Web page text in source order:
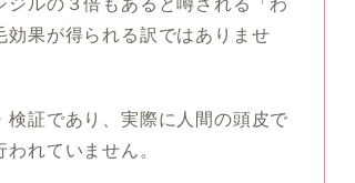
ルの３倍もあると噂される「わ
効果が得られる訳ではありませ
証であり、実際に人間の頭皮で
れていません。